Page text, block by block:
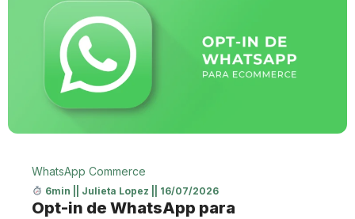
WhatsApp Commerce
6min Julieta Lopez 16/07/2026
Opt-in de WhatsApp para